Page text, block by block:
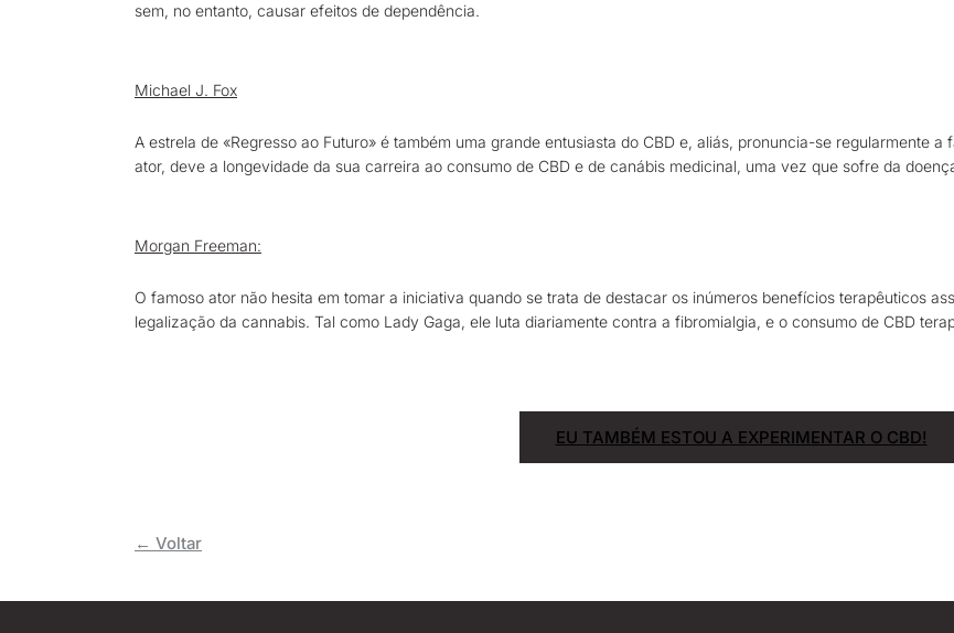
sem, no entanto, causar efeitos de dependência.
Michael J. Fox
A estrela de «Regresso ao Futuro» é também uma grande entusiasta do CBD e, aliás, pronuncia-se regularmente
ator, deve a longevidade da sua carreira ao consumo de CBD e de canábis medicinal, uma vez que sofre da
Morgan Freeman:
O famoso ator não hesita em tomar a iniciativa quando se trata de destacar os inúmeros benefícios terapêuticos
legalização da cannabis. Tal como Lady Gaga, ele luta diariamente contra a fibromialgia, e o consumo de CBD
EU TAMBÉM ESTOU A EXPERIMENTAR O CBD!
← Voltar